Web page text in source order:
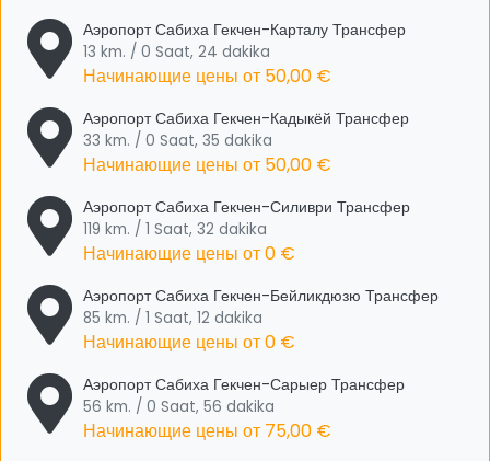
Аэропорт Сабиха Гекчен-Карталу Трансфер
13 km. / 0 Saat, 24 dakika
Начинающие цены от 50,00 €
Аэропорт Сабиха Гекчен-Кадыкёй Трансфер
33 km. / 0 Saat, 35 dakika
Начинающие цены от 50,00 €
Аэропорт Сабиха Гекчен-Силиври Трансфер
119 km. / 1 Saat, 32 dakika
Начинающие цены от0 €
Аэропорт Сабиха Гекчен-Бейликдюзю Трансфер
85 km. / 1 Saat, 12 dakika
Начинающие цены от0 €
Аэропорт Сабиха Гекчен-Сарыер Трансфер
56 km. / 0 Saat, 56 dakika
Начинающие цены от 75,00 €